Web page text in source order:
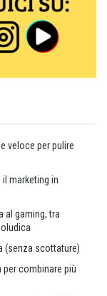
veloce per pulire
marketing in
al gaming, tra
(senza scottature)
per combinare più